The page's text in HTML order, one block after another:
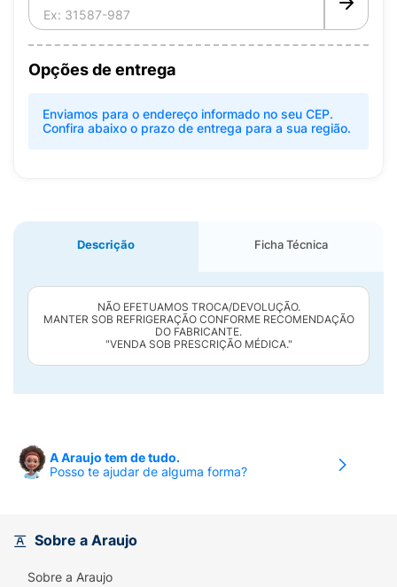
Opções de entrega
Enviamos para o endereço informado no seu CEP.
Confira abaixo o prazo de entrega para a sua região.
Descrição Ficha Técnica
NÃO EFETUAMOS TROCA/DEVOLUÇÃO.
MANTER SOB REFRIGERAÇÃO CONFORME RECOMENDAÇÃO
DO FABRICANTE.
"VENDA SOB PRESCRIÇÃO MÉDICA."
A Araujo tem de tudo.
Posso te ajudar de alguma forma?
Sobre a Araujo
Sobre a Araujo